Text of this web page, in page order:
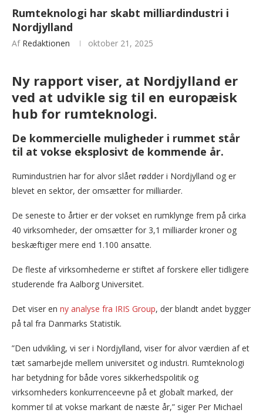
Rumteknologi har skabt milliardindustri i
Nordjylland
Af Redaktionen oktober 21, 2025
Ny rapport viser, at Nordjylland er
ved at udvikle sig til en europæisk
hub for rumteknologi.
De kommercielle muligheder i rummet står
til at vokse eksplosivt de kommende år.
Rumindustrien har for alvor slået rødder i Nordjylland og er
blevet en sektor, der omsætter for milliarder.
De seneste to årtier er der vokset en rumklynge frem på cirka
40 virksomheder, der omsætter for 3,1 milliarder kroner og
beskæftiger mere end 1.100 ansatte.
De fleste af virksomhederne er stiftet af forskere eller tidligere
studerende fra Aalborg Universitet.
Det viser en ny analyse fra IRIS Group, der blandt andet bygger
på tal fra Danmarks Statistik.
”Den udvikling, vi ser i Nordjylland, viser for alvor værdien af et
tæt samarbejde mellem universitet og industri. Rumteknologi
har betydning for både vores sikkerhedspolitik og
virksomheders konkurrenceevne på et globalt marked, der
kommer til at vokse markant de næste år,” siger Per Michael